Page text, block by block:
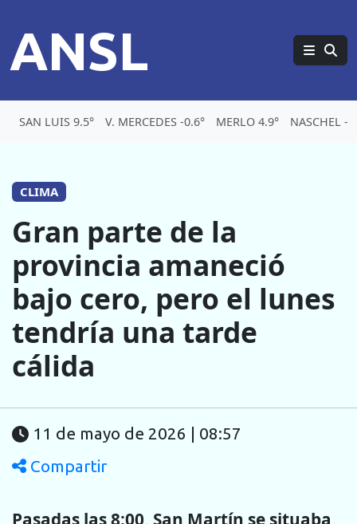
ANSL
SAN LUIS 9.5° V. MERCEDES -0.6° MERLO 4.9° NASCHEL -
CLIMA
Gran parte de la
provincia amaneció
bajo cero, pero el lunes
tendría una tarde
cálida
11 de mayo de 2026 | 08:57
Compartir
Pasadas las 8:00, San Martín se situaba